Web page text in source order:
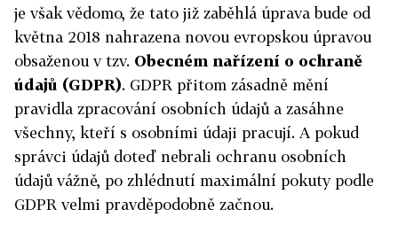
je však vědomo, že tato již zaběhlá úprava bude od
května 2018 nahrazena novou evropskou úpravou
obsaženou v tzv. Obecném nařízení o ochraně
údajů (GDPR). GDPR přitom zásadně mění
pravidla zpracování osobních údajů a zasáhne
všechny, kteří s osobními údaji pracují. A pokud
správci údajů doteď nebrali ochranu osobních
údajů vážně, po zhlédnutí maximální pokuty podle
GDPR velmi pravděpodobně začnou.